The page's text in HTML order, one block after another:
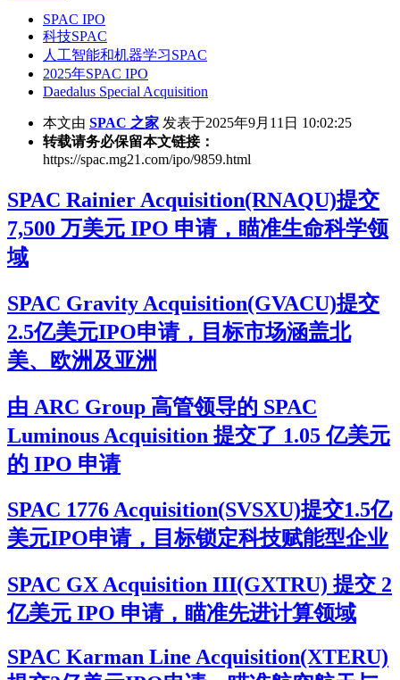
SPAC IPO
科技SPAC
人工智能和机器学习SPAC
2025年SPAC IPO
Daedalus Special Acquisition
本文由 SPAC 之家 发表于2025年9月11日 10:02:25
转载请务必保留本文链接：
https://spac.mg21.com/ipo/9859.html
SPAC Rainier Acquisition(RNAQU)提交
7,500 万美元 IPO 申请，瞄准生命科学领
域
SPAC Gravity Acquisition(GVACU)提交
2.5亿美元IPO申请，目标市场涵盖北
美、欧洲及亚洲
由 ARC Group 高管领导的 SPAC
Luminous Acquisition 提交了 1.05 亿美元
的 IPO 申请
SPAC 1776 Acquisition(SVSXU)提交1.5亿
美元IPO申请，目标锁定科技赋能型企业
SPAC GX Acquisition III(GXTRU) 提交 2
亿美元 IPO 申请，瞄准先进计算领域
SPAC Karman Line Acquisition(XTERU)